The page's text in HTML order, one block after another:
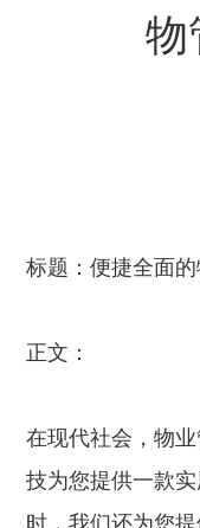
物
标题：便捷全面
正文：
在现代社会，物
技为您提供一款
时，我们还为您